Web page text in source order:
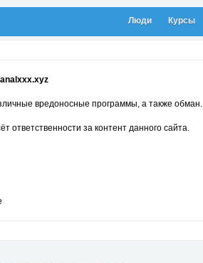
Люди Курсы
вредоносные программы, а также обман.
ответственности за контент данного сайта.